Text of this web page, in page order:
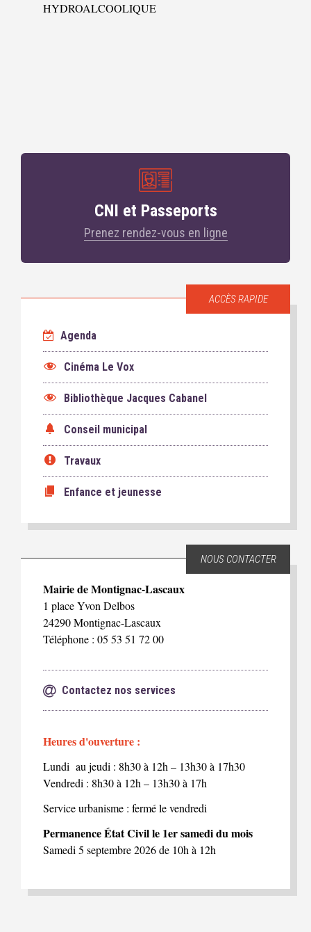
HYDROALCOOLIQUE
CNI et Passeports
Prenez rendez-vous en ligne
ACCÈS RAPIDE
Agenda
Cinéma Le Vox
Bibliothèque Jacques Cabanel
Conseil municipal
Travaux
Enfance et jeunesse
NOUS CONTACTER
Mairie de Montignac-Lascaux
1 place Yvon Delbos
24290 Montignac-Lascaux
Téléphone : 05 53 51 72 00
Contactez nos services
Heures d'ouverture :
Lundi au jeudi : 8h30 à 12h – 13h30 à 17h30
Vendredi : 8h30 à 12h – 13h30 à 17h
Service urbanisme : fermé le vendredi
Permanence État Civil le 1er samedi du mois
Samedi 5 septembre 2026 de 10h à 12h